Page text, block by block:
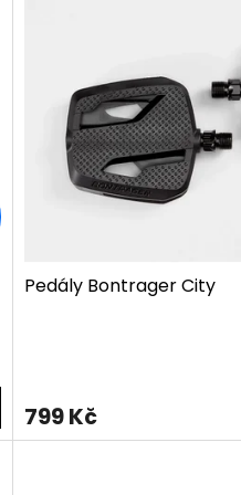
Pedály Bontrager City
799 Kč